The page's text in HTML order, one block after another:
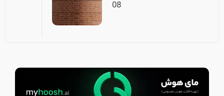
08